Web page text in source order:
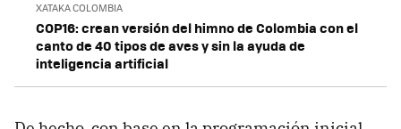
XATAKA COLOMBIA
COP16: crean versión del himno de Colombia con el
canto de 40 tipos de aves y sin la ayuda de
inteligencia artificial